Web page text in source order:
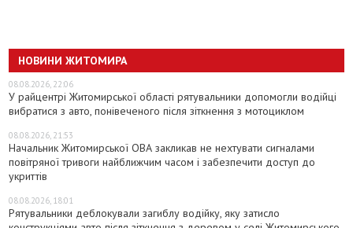
НОВИНИ ЖИТОМИРА
08.08.2026, 22:06
У райцентрі Житомирської області рятувальники допомогли водійці
вибратися з авто, понівеченого після зіткнення з мотоциклом
08.08.2026, 21:53
Начальник Житомирської ОВА закликав не нехтувати сигналами
повітряної тривоги найближчим часом і забезпечити доступ до
укриттів
08.08.2026, 18:01
Рятувальники деблокували загиблу водійку, яку затисло